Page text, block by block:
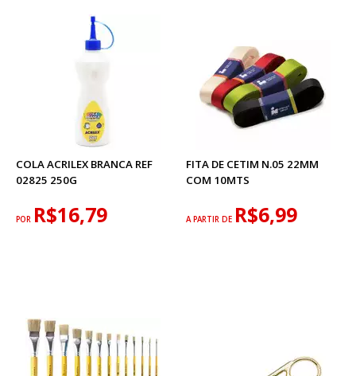
COLA ACRILEX BRANCA REF
02825 250G
POR R$16,79
FITA DE CETIM N.05 22MM
COM 10MTS
A PARTIR DE R$6,99